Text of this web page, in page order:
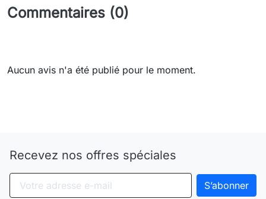
Commentaires (0)
Aucun avis n'a été publié pour le moment.
Recevez nos offres spéciales